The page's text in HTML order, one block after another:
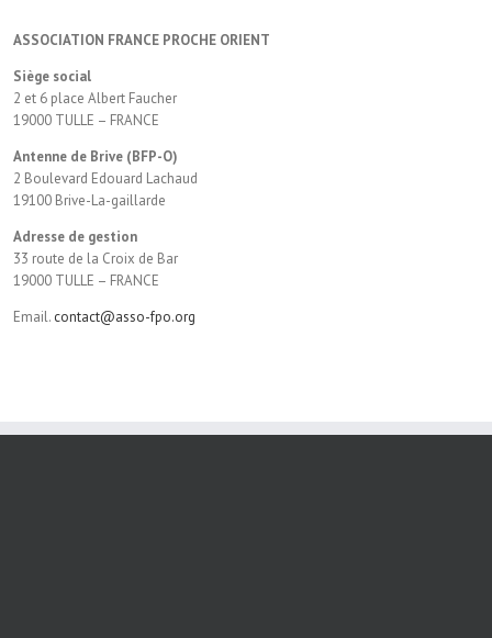
ASSOCIATION FRANCE PROCHE ORIENT
Siège social
2 et 6 place Albert Faucher
19000 TULLE – FRANCE
Antenne de Brive (BFP-O)
2 Boulevard Edouard Lachaud
19100 Brive-La-gaillarde
Adresse de gestion
33 route de la Croix de Bar
19000 TULLE – FRANCE
Email. contact@asso-fpo.org